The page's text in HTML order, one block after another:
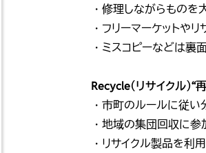
・修理しながらものを
・フリーマーケットや
・ミスコピーなどは裏
Recycle（リサイクル）
・市町のルールに従い
・地域の集団回収に参
・リサイクル製品を利